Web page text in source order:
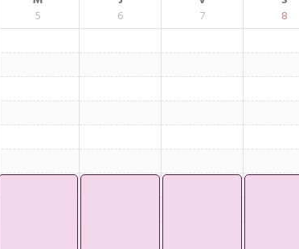
5
6
7
8